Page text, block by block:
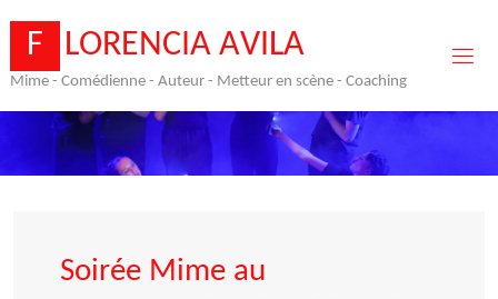
content
F LORENCIA AVILA
Mime - Comédienne - Auteur - Metteur en scène - Coaching
Soirée Mime au